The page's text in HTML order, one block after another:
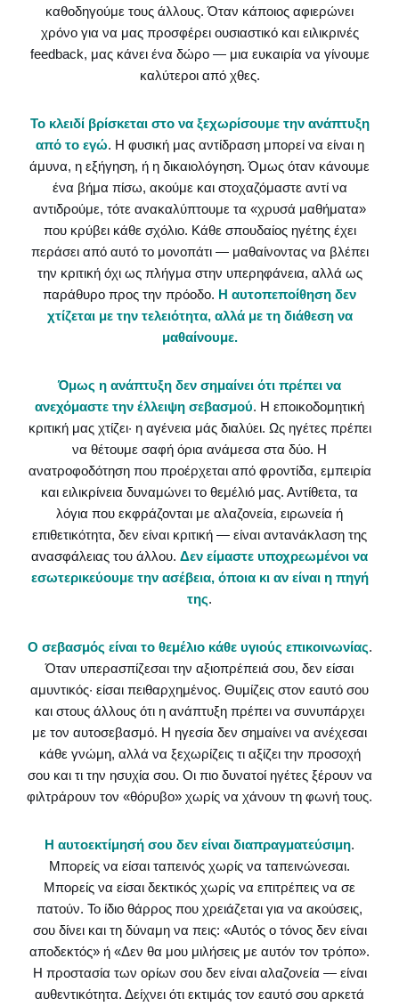
καθοδηγούμε τους άλλους. Όταν κάποιος αφιερώνει
χρόνο για να μας προσφέρει ουσιαστικό και ειλικρινές
feedback, μας κάνει ένα δώρο — μια ευκαιρία να γίνουμε
καλύτεροι από χθες.
Το κλειδί βρίσκεται στο να ξεχωρίσουμε την ανάπτυξη
από το εγώ. Η φυσική μας αντίδραση μπορεί να είναι η
άμυνα, η εξήγηση, ή η δικαιολόγηση. Όμως όταν κάνουμε
ένα βήμα πίσω, ακούμε και στοχαζόμαστε αντί να
αντιδρούμε, τότε ανακαλύπτουμε τα «χρυσά μαθήματα»
που κρύβει κάθε σχόλιο. Κάθε σπουδαίος ηγέτης έχει
περάσει από αυτό το μονοπάτι — μαθαίνοντας να βλέπει
την κριτική όχι ως πλήγμα στην υπερηφάνεια, αλλά ως
παράθυρο προς την πρόοδο. Η αυτοπεποίθηση δεν
χτίζεται με την τελειότητα, αλλά με τη διάθεση να
μαθαίνουμε.
Όμως η ανάπτυξη δεν σημαίνει ότι πρέπει να
ανεχόμαστε την έλλειψη σεβασμού. Η εποικοδομητική
κριτική μας χτίζει· η αγένεια μάς διαλύει. Ως ηγέτες πρέπει
να θέτουμε σαφή όρια ανάμεσα στα δύο. Η
ανατροφοδότηση που προέρχεται από φροντίδα, εμπειρία
και ειλικρίνεια δυναμώνει το θεμέλιό μας. Αντίθετα, τα
λόγια που εκφράζονται με αλαζονεία, ειρωνεία ή
επιθετικότητα, δεν είναι κριτική — είναι αντανάκλαση της
ανασφάλειας του άλλου. Δεν είμαστε υποχρεωμένοι να
εσωτερικεύουμε την ασέβεια, όποια κι αν είναι η πηγή
της.
Ο σεβασμός είναι το θεμέλιο κάθε υγιούς επικοινωνίας.
Όταν υπερασπίζεσαι την αξιοπρέπειά σου, δεν είσαι
αμυντικός· είσαι πειθαρχημένος. Θυμίζεις στον εαυτό σου
και στους άλλους ότι η ανάπτυξη πρέπει να συνυπάρχει
με τον αυτοσεβασμό. Η ηγεσία δεν σημαίνει να ανέχεσαι
κάθε γνώμη, αλλά να ξεχωρίζεις τι αξίζει την προσοχή
σου και τι την ησυχία σου. Οι πιο δυνατοί ηγέτες ξέρουν να
φιλτράρουν τον «θόρυβο» χωρίς να χάνουν τη φωνή τους.
Η αυτοεκτίμησή σου δεν είναι διαπραγματεύσιμη.
Μπορείς να είσαι ταπεινός χωρίς να ταπεινώνεσαι.
Μπορείς να είσαι δεκτικός χωρίς να επιτρέπεις να σε
πατούν. Το ίδιο θάρρος που χρειάζεται για να ακούσεις,
σου δίνει και τη δύναμη να πεις: «Αυτός ο τόνος δεν είναι
αποδεκτός» ή «Δεν θα μου μιλήσεις με αυτόν τον τρόπο».
Η προστασία των ορίων σου δεν είναι αλαζονεία — είναι
αυθεντικότητα. Δείχνει ότι εκτιμάς τον εαυτό σου αρκετά